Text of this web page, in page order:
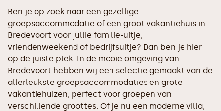
Ben je op zoek naar een gezellige
groepsaccommodatie of een groot vakantiehuis in
Bredevoort voor jullie familie-uitje,
vriendenweekend of bedrijfsuitje? Dan ben je hier
op de juiste plek. In de mooie omgeving van
Bredevoort hebben wij een selectie gemaakt van de
allerleukste groepsaccommodaties en grote
vakantiehuizen, perfect voor groepen van
verschillende groottes. Of je nu een moderne villa,